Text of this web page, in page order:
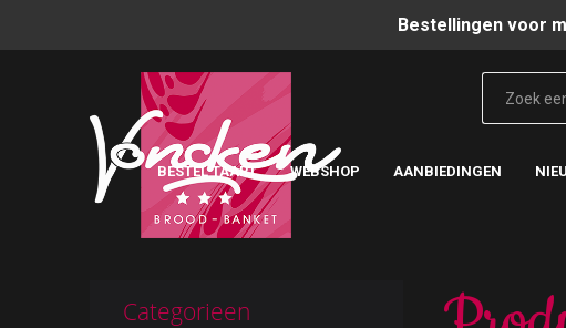
Bestellingen voor
BESTEL TAART WEBSHOP AANBIEDINGEN
Categorieen